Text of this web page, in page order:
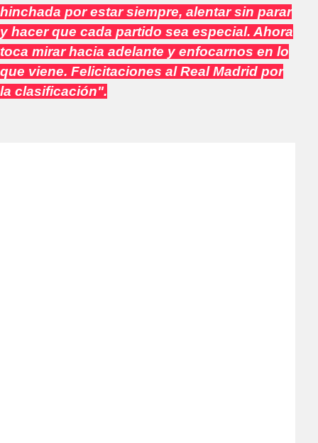
hinchada por estar siempre, alentar sin parar
y hacer que cada partido sea especial. Ahora
toca mirar hacia adelante y enfocarnos en lo
que viene. Felicitaciones al Real Madrid por
la clasificación".